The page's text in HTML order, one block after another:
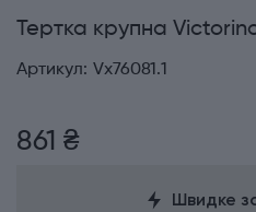
Тертка крупна
Артикул: Vx76081.1
861 ₴
Швидке